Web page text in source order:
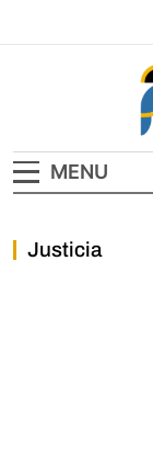
MENU
Justicia